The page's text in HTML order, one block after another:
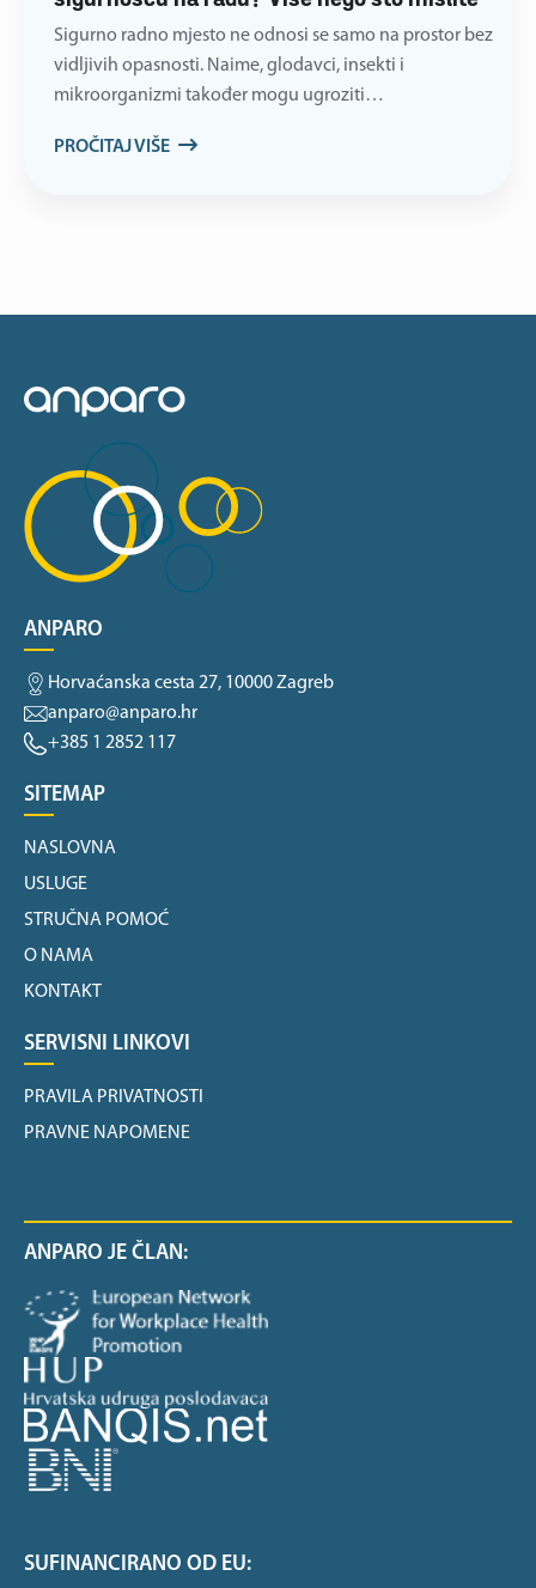
Sigurno radno mjesto ne odnosi se samo na prostor bez
vidljivih opasnosti. Naime, glodavci, insekti i
mikroorganizmi također mogu ugroziti…
PROČITAJ VIŠE
ANPARO
Horvaćanska cesta 27, 10000 Zagreb
anparo@anparo.hr
+385 1 2852 117
SITEMAP
NASLOVNA
USLUGE
STRUČNA POMOĆ
O NAMA
KONTAKT
SERVISNI LINKOVI
PRAVILA PRIVATNOSTI
PRAVNE NAPOMENE
ANPARO JE ČLAN:
SUFINANCIRANO OD EU: